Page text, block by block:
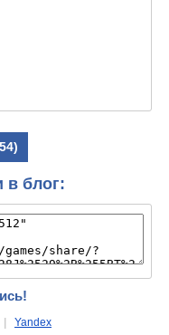
в блог:
Yandex